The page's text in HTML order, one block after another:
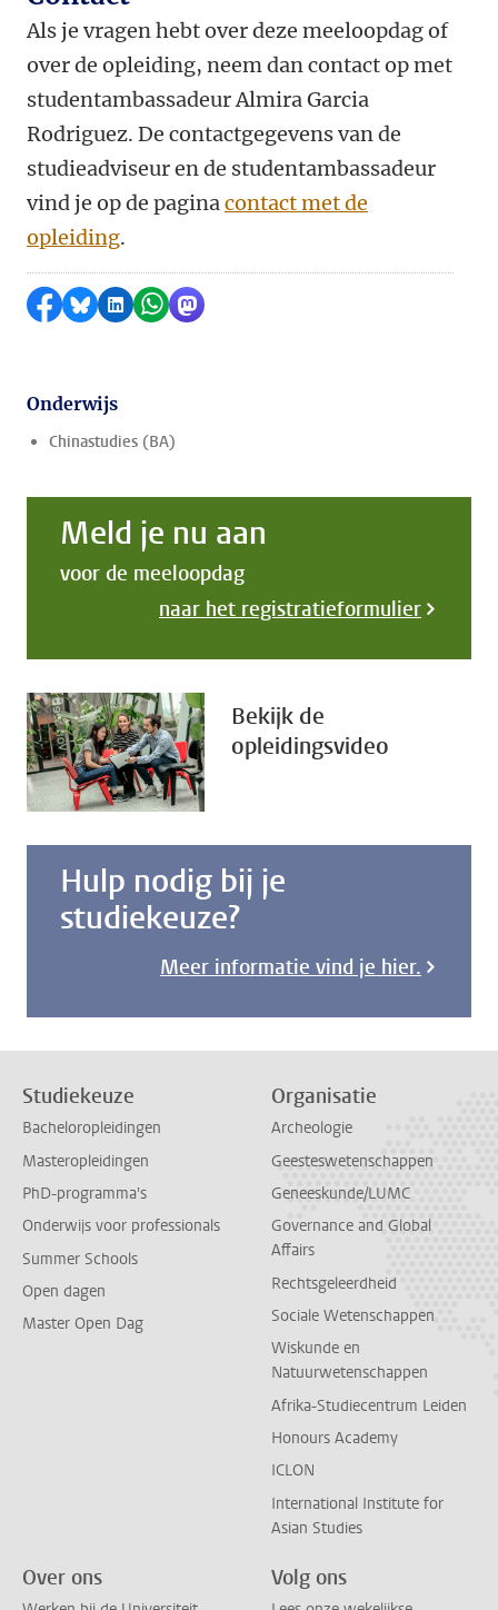
Als je vragen hebt over deze meeloopdag of
over de opleiding, neem dan contact op met
studentambassadeur Almira Garcia
Rodriguez. De contactgegevens van de
studieadviseur en de studentambassadeur
vind je op de paginacontact met de
opleiding.
Delen op Facebook
Delen via Bluesky
Delen op LinkedIn
Delen via WhatsApp
Delen via Mastodon
Onderwijs
Chinastudies (BA)
Meld je nu aan
voor de meeloopdag
naar het registratieformulier
Bekijk de
opleidingsvideo
Hulp nodig bij je
studiekeuze?
Meer informatie vind je hier.
Studiekeuze
Bacheloropleidingen
Masteropleidingen
PhD-programma's
Onderwijs voor professionals
Summer Schools
Open dagen
Master Open Dag
Organisatie
Archeologie
Geesteswetenschappen
Geneeskunde/LUMC
Governance and Global
Affairs
Rechtsgeleerdheid
Sociale Wetenschappen
Wiskunde en
Natuurwetenschappen
Afrika-Studiecentrum Leiden
Honours Academy
ICLON
International Institute for
Asian Studies
Over ons Volg ons